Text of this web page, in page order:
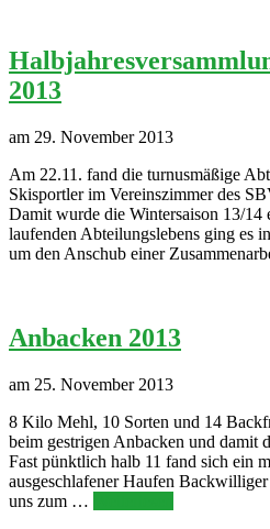
2013
am 29. November 2013
Am 22.11. fand die turnusmäßige
Skisportler im Vereinszimmer des
Damit wurde die Wintersaison 13/14
laufenden Abteilungslebens ging es
um den Anschub einer
Anbacken 2013
am 25. November 2013
8 Kilo Mehl, 10 Sorten und 14
beim gestrigen Anbacken und damit
Fast pünktlich halb 11 fand sich ein
ausgeschlafener Haufen
uns zum …